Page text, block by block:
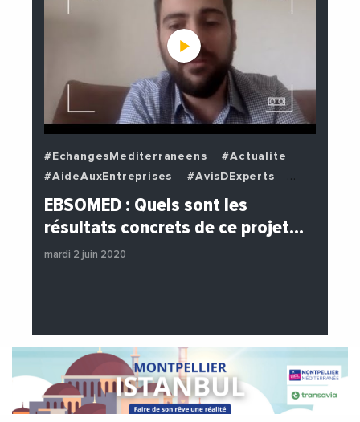
#EchangesMediterraneens
#Actualite
#AideAuxEntreprises
#AvisDExperts
#BuzzNews
#Decideurs
#EchangesMediterraneens
#Entreprises
#Institutions
#PhotosEtVideos
EBSOMED : Quels sont les
résultats concrets de ce projet…
mardi 2 juin 2020